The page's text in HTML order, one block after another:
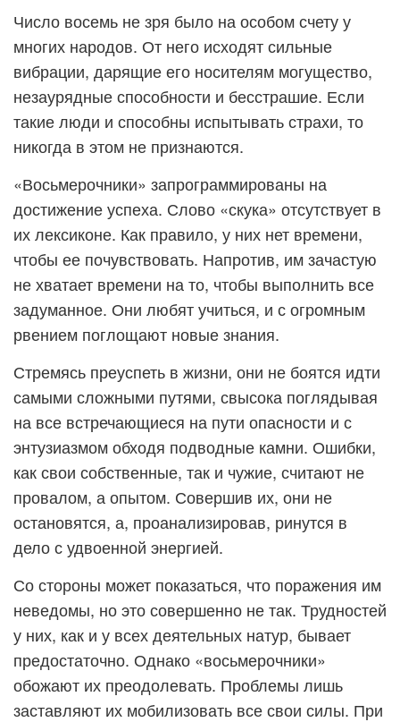
Число восемь не зря было на особом счету у
многих народов. От него исходят сильные
вибрации, дарящие его носителям могущество,
незаурядные способности и бесстрашие. Если
такие люди и способны испытывать страхи, то
никогда в этом не признаются.
«Восьмерочники» запрограммированы на
достижение успеха. Слово «скука» отсутствует в
их лексиконе. Как правило, у них нет времени,
чтобы ее почувствовать. Напротив, им зачастую
не хватает времени на то, чтобы выполнить все
задуманное. Они любят учиться, и с огромным
рвением поглощают новые знания.
Стремясь преуспеть в жизни, они не боятся идти
самыми сложными путями, свысока поглядывая
на все встречающиеся на пути опасности и с
энтузиазмом обходя подводные камни. Ошибки,
как свои собственные, так и чужие, считают не
провалом, а опытом. Совершив их, они не
остановятся, а, проанализировав, ринутся в
дело с удвоенной энергией.
Со стороны может показаться, что поражения им
неведомы, но это совершенно не так. Трудностей
у них, как и у всех деятельных натур, бывает
предостаточно. Однако «восьмерочники»
обожают их преодолевать. Проблемы лишь
заставляют их мобилизовать все свои силы. При